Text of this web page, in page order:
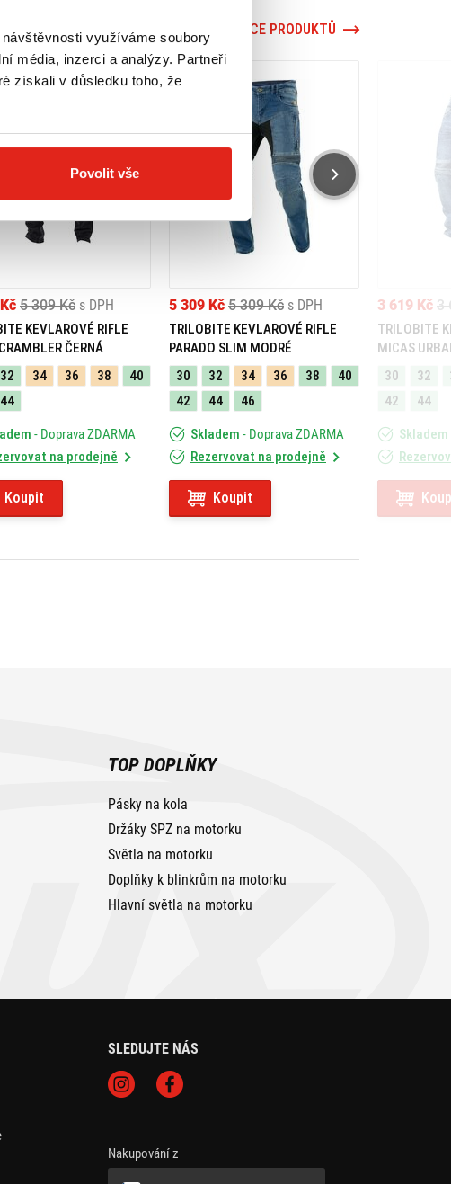
využíváme soubory
média, inzerci a analýzy. Partneři
získali v důsledku toho, že
Povolit vše
VÍCE PRODUKTŮ
5 309 Kč s DPH
KEVLAROVÉ RIFLE
ČERNÁ
32 34 36 38
40
44
- Doprava ZDARMA
na prodejně
Koupit
5 309 Kč
5 309 Kč s DPH
TRILOBITE KEVLAROVÉ RIFLE
PARADO SLIM MODRÉ
30
32 34 36 38
40
42
44 46
Skladem - Doprava ZDARMA
Rezervovat na prodejně
Koupit
3
3 619 Kč
TRILOBITE
MICAS
30
32
42
44
Skladem
TOP DOPLŇKY
Pásky na kola
Držáky SPZ na motorku
Světla na motorku
Doplňky k blinkrům na motorku
Hlavní světla na motorku
SLEDUJTE NÁS
Nakupování z